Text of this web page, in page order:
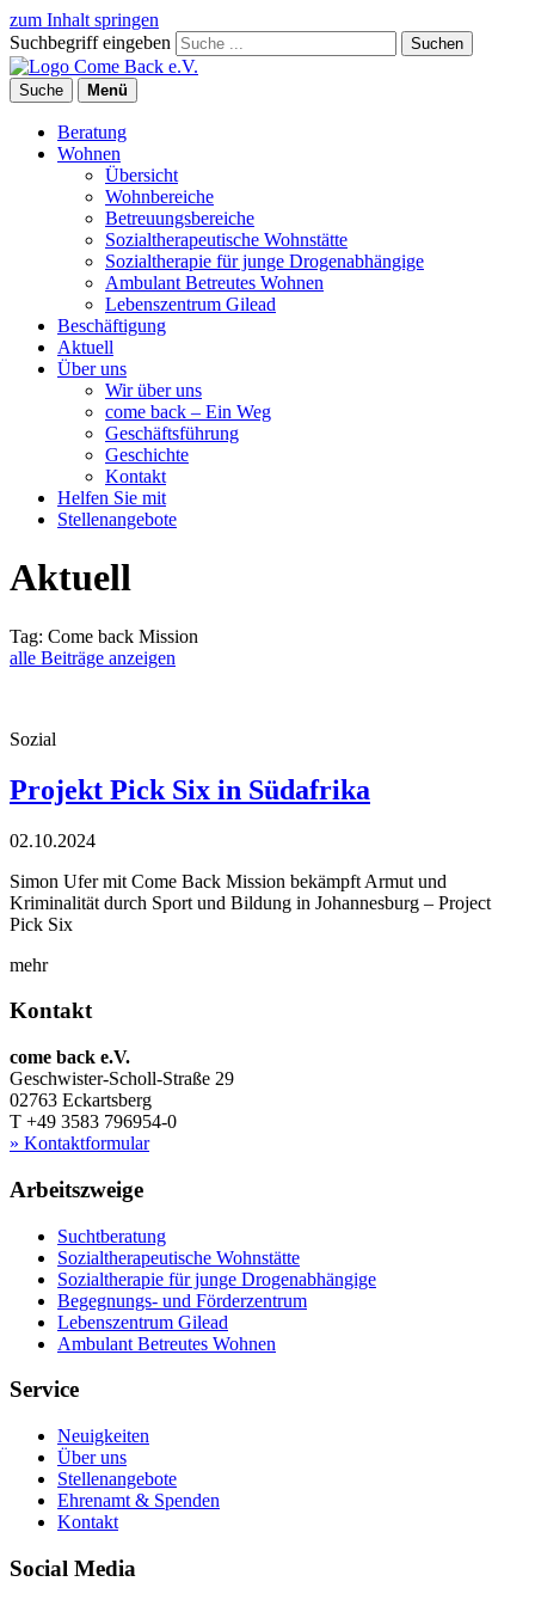
zum Inhalt springen
Suchbegriff eingeben
Suchen
Suche Menü
Beratung
Wohnen
Übersicht
Wohnbereiche
Betreuungsbereiche
Sozialtherapeutische Wohnstätte
Sozialtherapie für junge Drogenabhängige
Ambulant Betreutes Wohnen
Lebenszentrum Gilead
Beschäftigung
Aktuell
Über uns
Wir über uns
come back – Ein Weg
Geschäftsführung
Geschichte
Kontakt
Helfen Sie mit
Stellenangebote
Aktuell
Tag: Come back Mission
alle Beiträge anzeigen
Sozial
Projekt Pick Six in Südafrika
02.10.2024
Simon Ufer mit Come Back Mission bekämpft Armut und
Kriminalität durch Sport und Bildung in Johannesburg – Project
Pick Six
mehr
Kontakt
come back e.V.
Geschwister-Scholl-Straße 29
02763 Eckartsberg
T +49 3583 796954-0
» Kontaktformular
Arbeitszweige
Suchtberatung
Sozialtherapeutische Wohnstätte
Sozialtherapie für junge Drogenabhängige
Begegnungs- und Förderzentrum
Lebenszentrum Gilead
Ambulant Betreutes Wohnen
Service
Neuigkeiten
Über uns
Stellenangebote
Ehrenamt & Spenden
Kontakt
Social Media